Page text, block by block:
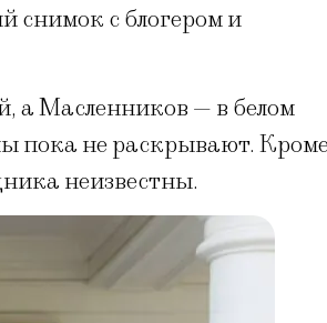
снимок с блогером и
а Масленников — в белом
пока не раскрывают.
неизвестны.